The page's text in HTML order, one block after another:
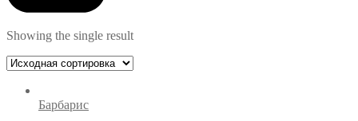
Showing the single result
Барбарис